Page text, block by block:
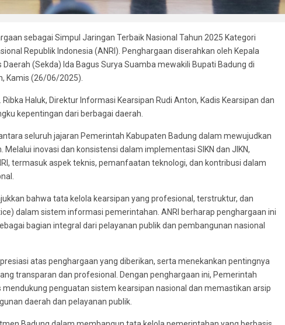
sebagai Simpul Jaringan Terbaik Nasional Tahun 2025 Kategori
Republik Indonesia (ANRI). Penghargaan diserahkan oleh Kepala
(Sekda) Ida Bagus Surya Suamba mewakili Bupati Badung di
Kamis (26/06/2025).
Haluk, Direktur Informasi Kearsipan Rudi Anton, Kadis Kearsipan dan
kepentingan dari berbagai daerah.
seluruh jajaran Pemerintah Kabupaten Badung dalam mewujudkan
inovasi dan konsistensi dalam implementasi SIKN dan JIKN,
termasuk aspek teknis, pemanfaatan teknologi, dan kontribusi dalam
bahwa tata kelola kearsipan yang profesional, terstruktur, dan
dalam sistem informasi pemerintahan. ANRI berharap penghargaan ini
bagian integral dari pelayanan publik dan pembangunan nasional
atas penghargaan yang diberikan, serta menekankan pentingnya
transparan dan profesional. Dengan penghargaan ini, Pemerintah
penguatan sistem kearsipan nasional dan memastikan arsip
daerah dan pelayanan publik.